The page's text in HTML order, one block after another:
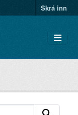
Skrá inn